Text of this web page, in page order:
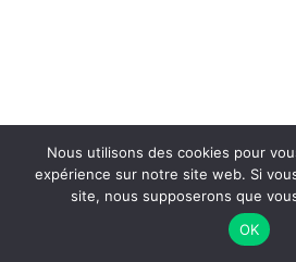
Nous utilisons des cookies pour
expérience sur notre site web. Si
site, nous supposerons que
OK